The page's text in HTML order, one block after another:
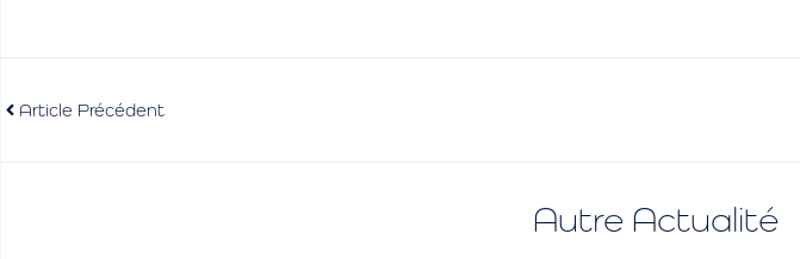
Article Précédent
Autre Actualité